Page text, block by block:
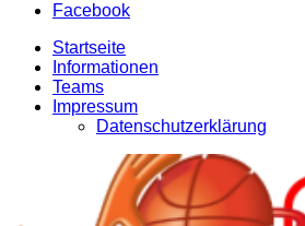
Facebook
Startseite
Informationen
Teams
Impressum
Datenschutzerklärung